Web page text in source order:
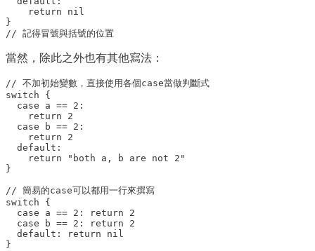
    return nil
}
當然，除此之外也有其他寫法：
// 不加初始變數，直接使用各個case當做判斷式
switch {
  case a == 2:
    return 2
  case b == 2:
    return 2
  default:
    return "both a, b are not 2"
}
// 簡易的case可以都用一行來撰寫
switch {
  case a == 2: return 2
  case b == 2: return 2
  default: return nil
}